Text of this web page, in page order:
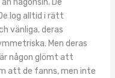
någonsin. De
log alltid i rätt
vänliga, deras
Men deras
någon glömt att
att de fanns, men inte